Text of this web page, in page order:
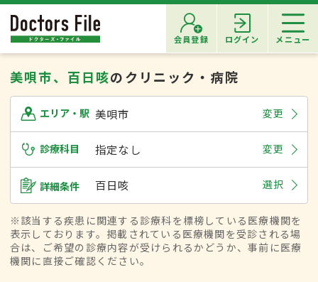
会員登録 ログイン メニュー
美唄市、百日咳のクリニック・病院
エリア・駅 美唄市 変更
診療科目 指定なし 変更
詳細条件 百日咳 選択
※該当する疾患に関連する診療科を標榜している医療機関を
表示しております。掲載されている医療機関を受診される場
合は、ご希望の診療内容が受けられるかどうか、事前に医療
機関に直接ご確認ください。